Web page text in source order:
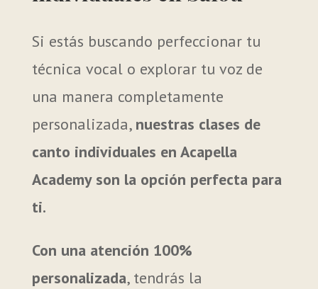
Si estás buscando perfeccionar tu
técnica vocal o explorar tu voz de
una manera completamente
personalizada, nuestras clases de
canto individuales en Acapella
Academy son la opción perfecta para
ti.
Con una atención 100%
personalizada, tendrás la